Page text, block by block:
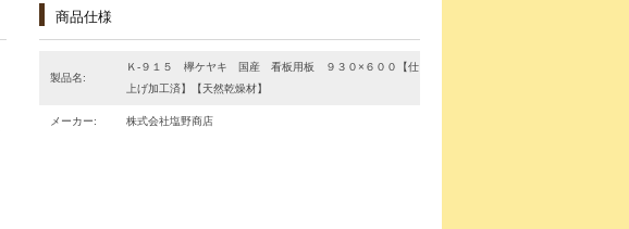
商品仕様
製品名:
Ｋ-９１５ 欅ケヤキ 国産 看板用板 ９３０×６００【仕
上げ加工済】【天然乾燥材】
メーカー: 株式会社塩野商店